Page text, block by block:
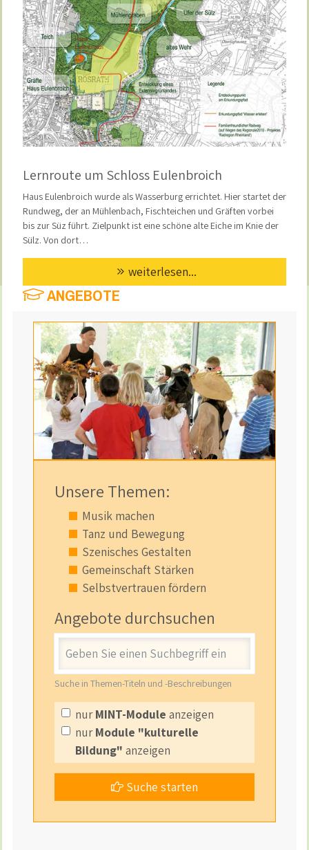
Lernroute um Schloss Eulenbroich
Haus Eulenbroich wurde als Wasserburg errichtet. Hier startet der
Rundweg, der an Mühlenbach, Fischteichen und Gräften vorbei
bis zur Süz führt. Zielpunkt ist eine schöne alte Eiche im Knie der
Sülz. Von dort…
weiterlesen...
ANGEBOTE
Unsere Themen:
Musik machen
Tanz und Bewegung
Szenisches Gestalten
Gemeinschaft Stärken
Selbstvertrauen fördern
Angebote durchsuchen
Stichwort
Suche in Themen-Titeln und -Beschreibungen
nurMINT-Module anzeigen
nurModule "kulturelle
Bildung" anzeigen
Suche starten